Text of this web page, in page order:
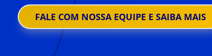
FALE COM NOSSA EQUIPE E SAIBA MAIS